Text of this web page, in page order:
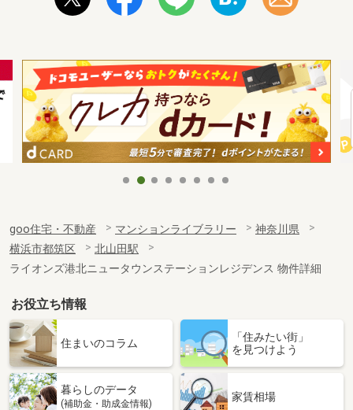
goo住宅・不動産 マンションライブラリー
神奈川県
横浜市都筑区
北山田駅
ライオンズ港北ニュータウンステーションレジデンス 物件詳細
お役立ち情報
住まいのコラム
「住みたい街」
を見つけよう
暮らしのデータ
(補助金・助成金情報)
家賃相場